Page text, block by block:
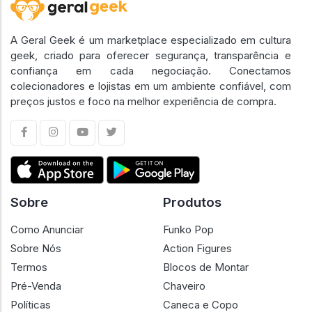
A Geral Geek é um marketplace especializado em cultura
geek, criado para oferecer segurança, transparência e
confiança em cada negociação. Conectamos
colecionadores e lojistas em um ambiente confiável, com
preços justos e foco na melhor experiência de compra.
Sobre
Como Anunciar
Sobre Nós
Termos
Pré-Venda
Políticas
Produtos
Funko Pop
Action Figures
Blocos de Montar
Chaveiro
Caneca e Copo